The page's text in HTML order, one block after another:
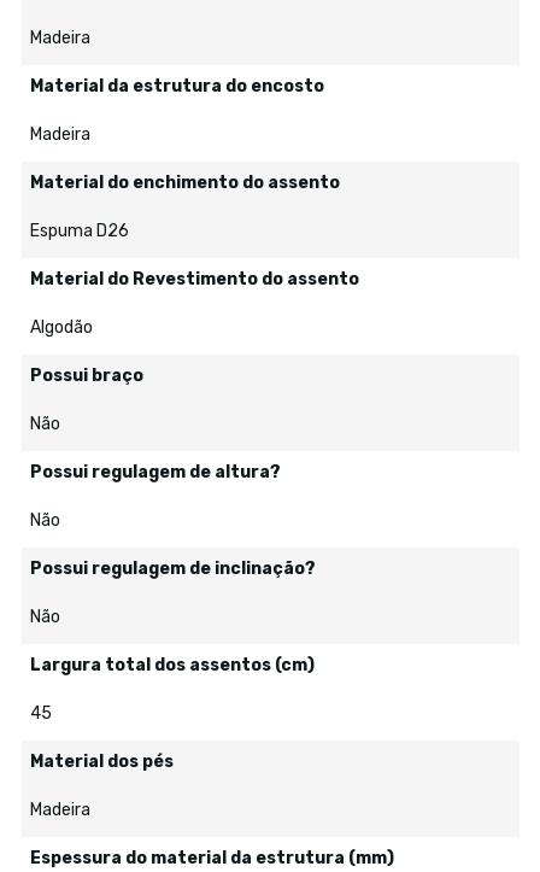
Madeira
Material da estrutura do encosto
Madeira
Material do enchimento do assento
Espuma D26
Material do Revestimento do assento
Algodão
Possui braço
Não
Possui regulagem de altura?
Não
Possui regulagem de inclinação?
Não
Largura total dos assentos (cm)
45
Material dos pés
Madeira
Espessura do material da estrutura (mm)